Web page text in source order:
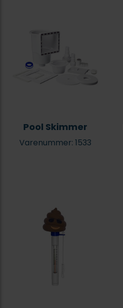
Pool Skimmer
Varenummer: 1533